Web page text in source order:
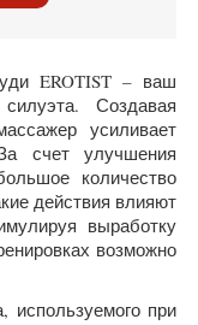
EROTIST – ваш
Создавая
усиливает
счет улучшения
количество
действия влияют
выработку
возможно
используемого при